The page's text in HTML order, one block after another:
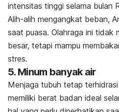
intensitas tinggi selama bulan
Alih-alih mengangkat beban,
saat puasa. Olahraga ini tidak
besar, tetapi mampu
stres.
5. Minum banyak air
Menjaga tubuh tetap
memiliki berat badan ideal